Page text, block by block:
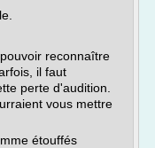
reconnaître
il faut
perte d'audition.
vous mettre
étouffés